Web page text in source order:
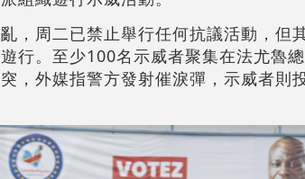
，周二已禁止舉行任何抗議活動，但
行。至少100名示威者聚集在法尤魯
，外媒指警方發射催淚彈，示威者則